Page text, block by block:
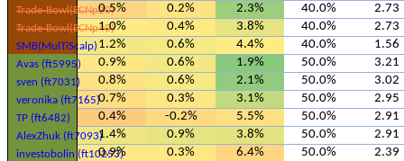
Trade-Bowl(ECNp20)
0.5% 0.2% 2.3% 40.0% 2.73
Trade-Bowl(ECNp40)
1.0% 0.4% 3.8% 40.0% 2.73
SMB(MulTiScalp) 1.2% 0.6% 4.4% 40.0% 1.56
Avas (ft5995) 0.9% 0.6% 1.9% 50.0% 3.21
sven (ft7031) 0.8% 0.6% 2.1% 50.0% 3.02
veronika (ft7165)0.7% 0.3% 3.1% 50.0% 2.95
TP (ft6482) 0.4% -0.2% 5.5% 50.0% 2.91
AlexZhuk (ft7093)1.4% 0.9% 3.8% 50.0% 2.91
investobolin (ft10253)
0.9% 0.3% 6.4% 50.0% 2.39